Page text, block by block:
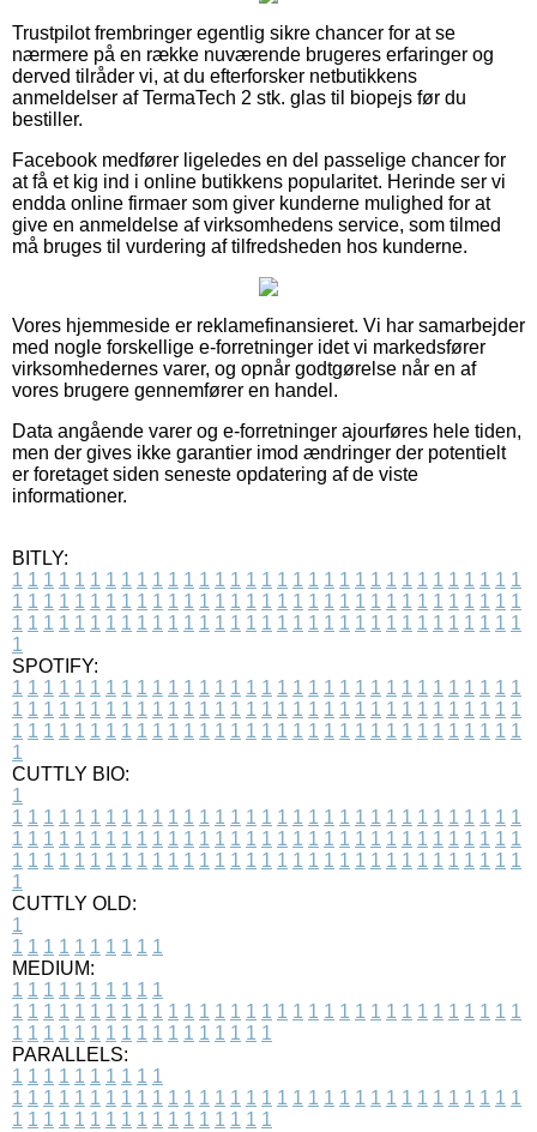
Trustpilot frembringer egentlig sikre chancer for at se
nærmere på en række nuværende brugeres erfaringer og
derved tilråder vi, at du efterforsker netbutikkens
anmeldelser af TermaTech 2 stk. glas til biopejs før du
bestiller.
Facebook medfører ligeledes en del passelige chancer for
at få et kig ind i online butikkens popularitet. Herinde ser vi
endda online firmaer som giver kunderne mulighed for at
give en anmeldelse af virksomhedens service, som tilmed
må bruges til vurdering af tilfredsheden hos kunderne.
Vores hjemmeside er reklamefinansieret. Vi har samarbejder
med nogle forskellige e-forretninger idet vi markedsfører
virksomhedernes varer, og opnår godtgørelse når en af
vores brugere gennemfører en handel.
Data angående varer og e-forretninger ajourføres hele tiden,
men der gives ikke garantier imod ændringer der potentielt
er foretaget siden seneste opdatering af de viste
informationer.
BITLY:
1 1 1 1 1 1 1 1 1 1 1 1 1 1 1 1 1 1 1 1 1 1 1 1 1 1 1 1 1 1 1 1 1
1 1 1 1 1 1 1 1 1 1 1 1 1 1 1 1 1 1 1 1 1 1 1 1 1 1 1 1 1 1 1 1 1
1 1 1 1 1 1 1 1 1 1 1 1 1 1 1 1 1 1 1 1 1 1 1 1 1 1 1 1 1 1 1 1 1
1
SPOTIFY:
1 1 1 1 1 1 1 1 1 1 1 1 1 1 1 1 1 1 1 1 1 1 1 1 1 1 1 1 1 1 1 1 1
1 1 1 1 1 1 1 1 1 1 1 1 1 1 1 1 1 1 1 1 1 1 1 1 1 1 1 1 1 1 1 1 1
1 1 1 1 1 1 1 1 1 1 1 1 1 1 1 1 1 1 1 1 1 1 1 1 1 1 1 1 1 1 1 1 1
1
CUTTLY BIO:
1
1 1 1 1 1 1 1 1 1 1 1 1 1 1 1 1 1 1 1 1 1 1 1 1 1 1 1 1 1 1 1 1 1
1 1 1 1 1 1 1 1 1 1 1 1 1 1 1 1 1 1 1 1 1 1 1 1 1 1 1 1 1 1 1 1 1
1 1 1 1 1 1 1 1 1 1 1 1 1 1 1 1 1 1 1 1 1 1 1 1 1 1 1 1 1 1 1 1 1
1
CUTTLY OLD:
1
1 1 1 1 1 1 1 1 1 1
MEDIUM:
1 1 1 1 1 1 1 1 1 1
1 1 1 1 1 1 1 1 1 1 1 1 1 1 1 1 1 1 1 1 1 1 1 1 1 1 1 1 1 1 1 1 1
1 1 1 1 1 1 1 1 1 1 1 1 1 1 1 1 1
PARALLELS:
1 1 1 1 1 1 1 1 1 1
1 1 1 1 1 1 1 1 1 1 1 1 1 1 1 1 1 1 1 1 1 1 1 1 1 1 1 1 1 1 1 1 1
1 1 1 1 1 1 1 1 1 1 1 1 1 1 1 1 1